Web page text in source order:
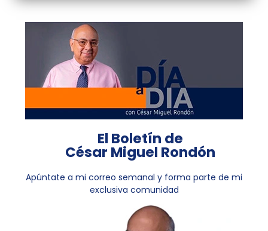
El Boletín de
César Miguel Rondón
Apúntate a mi correo semanal y forma parte de mi
exclusiva comunidad